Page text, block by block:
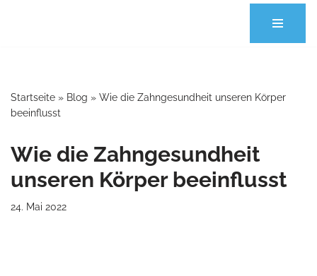
Startseite » Blog » Wie die Zahngesundheit unseren Körper
beeinflusst
Wie die Zahngesundheit
unseren Körper beeinflusst
24. Mai 2022